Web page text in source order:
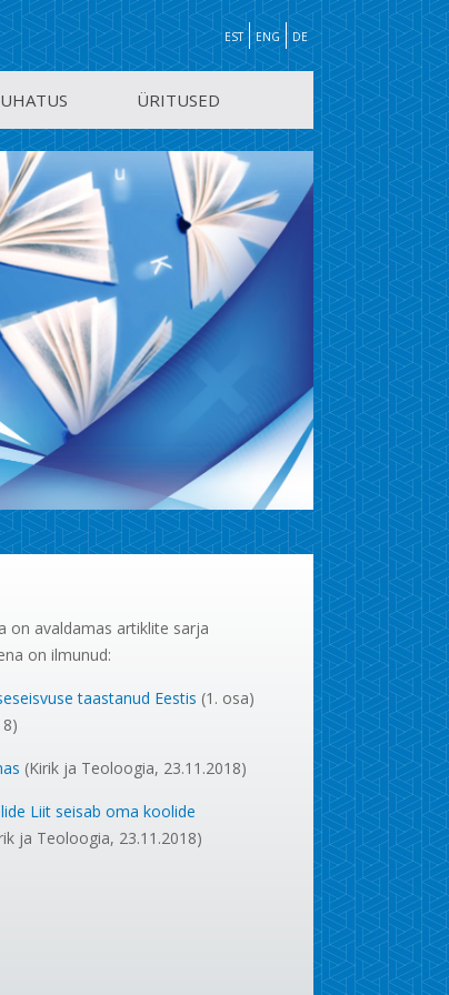
EST ENG DE
ÜRITUSED
on avaldamas artiklite sarja
on ilmunud:
taastanud Eestis (1. osa)
(Kirik ja Teoloogia, 23.11.2018)
Liit seisab oma koolide
ja Teoloogia, 23.11.2018)